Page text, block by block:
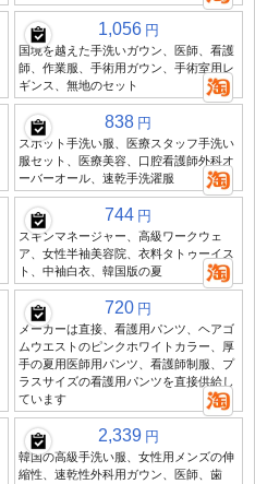
1,056 円
国境を越えた手洗いガウン、医師、看護
師、作業服、手術用ガウン、手術室用レ
ギンス、無地のセット
838 円
スポット手洗い服、医療スタッフ手洗い
服セット、医療美容、口腔看護師外科オ
ーバーオール、速乾手洗濯服
744 円
スキンマネージャー、高級ワークウェ
ア、女性半袖美容院、衣料タトゥーイス
ト、中袖白衣、韓国版の夏
720 円
メーカーは直接、看護用パンツ、ヘアゴ
ムウエストのピンクホワイトカラー、厚
手の夏用医師用パンツ、看護師制服、プ
ラスサイズの看護用パンツを直接供給し
ています
2,339 円
韓国の高級手洗い服、女性用メンズの伸
縮性、速乾性外科用ガウン、医師、歯